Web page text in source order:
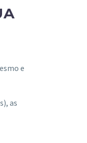
e
as